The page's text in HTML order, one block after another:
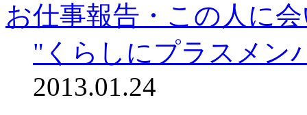
お仕事報告・この人に
"くらしにプラスメン
2013.01.24